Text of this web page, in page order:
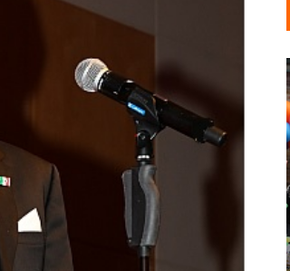
INDUSTRIELLER CHIC: WIE
KUNSTSTOFFFENSTER DEN
LOFT-STIL IN IHREM
EINFAMILIENHAUS